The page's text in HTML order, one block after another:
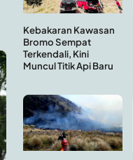
Kebakaran Kawasan
Bromo Sempat
Terkendali, Kini
Muncul Titik Api Baru